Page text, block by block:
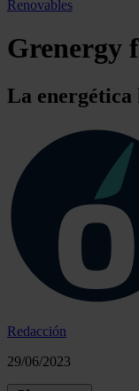
Renovables
Grenergy
La energética
Redacción
29/06/2023